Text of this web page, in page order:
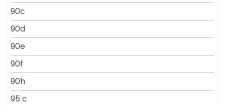
90c
90d
90e
90f
90h
95 c